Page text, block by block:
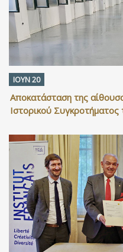
ΙΟΥΝ 20
Αποκατάσταση της
Ιστορικού